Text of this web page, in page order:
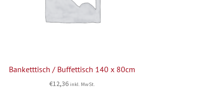
Banketttisch / Buffettisch 140 x 80cm
€12,36 inkl. MwSt.